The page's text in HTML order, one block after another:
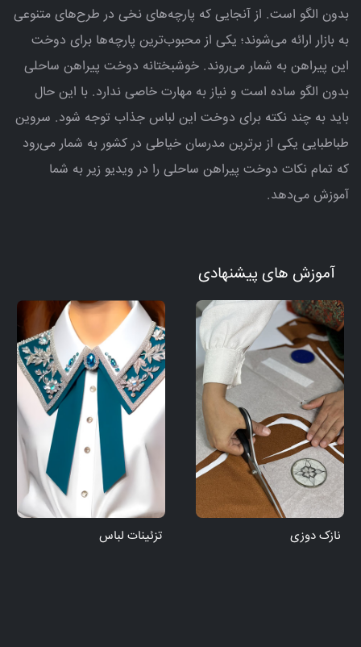
بدون الگو است. از آنجایی که پارچه‌های نخی در طرح‌های متنوعی
به بازار ارائه می‌شوند؛ یکی از محبوب‌ترین پارچه‌ها برای دوخت
این پیراهن به شمار می‌روند. خوشبختانه دوخت پیراهن ساحلی
بدون الگو ساده است و نیاز به مهارت خاصی ندارد. با این حال
باید به چند نکته برای دوخت این لباس جذاب توجه شود. سروین
طباطبایی یکی از برترین مدرسان خیاطی در کشور به شمار می‌رود
که تمام نکات دوخت پیراهن ساحلی را در ویدیو زیر به شما
آموزش می‌دهد.
آموزش های پیشنهادی
نازک دوزی تزئینات لباس